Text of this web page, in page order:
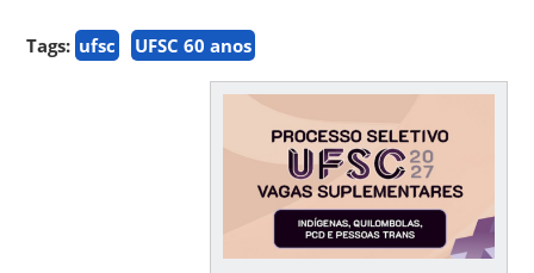
Tags: ufsc UFSC 60 anos